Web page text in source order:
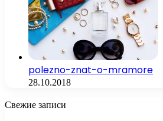
polezno-znat-o-mramore
28.10.2018
Свежие записи